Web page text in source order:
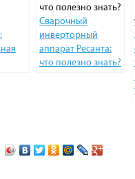
Сварочный
инверторный
аппарат Ресанта:
что полезно знать?